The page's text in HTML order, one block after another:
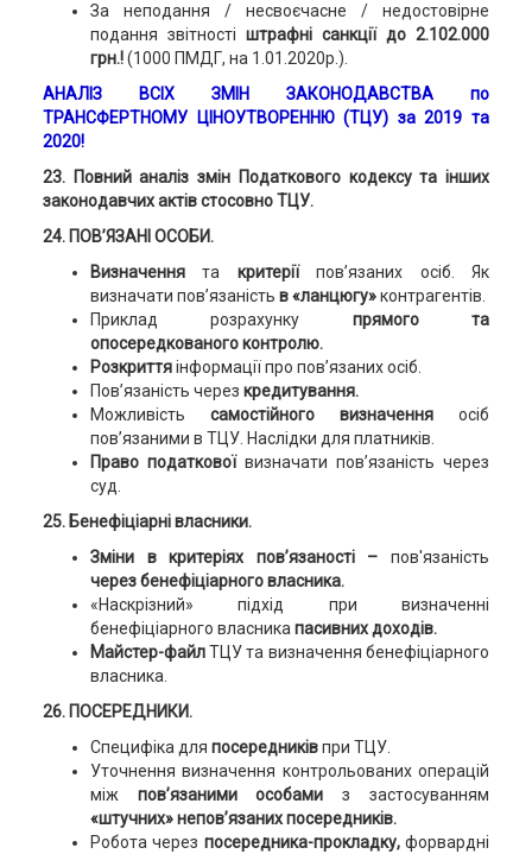
За неподання / несвоєчасне / недостовірне
подання звітності штрафні санкції до 2.102.000
грн.!(1000 ПМДГ, на 1.01.2020р.).
АНАЛІЗ ВСІХ ЗМІН ЗАКОНОДАВСТВА по
ТРАНСФЕРТНОМУ ЦІНОУТВОРЕННЮ (ТЦУ) за 2019 та
2020!
23. Повний аналіз змін Податкового кодексу та інших
законодавчих актів стосовно ТЦУ.
24. ПОВ’ЯЗАНІ ОСОБИ.
Визначеннята критеріїпов’язаних осіб. Як
визначати пов’язаність в «ланцюгу»контрагентів.
Приклад розрахунку прямого та
опосередкованого контролю.
Розкриттяінформації про пов’язаних осіб.
Пов’язаність через кредитування.
Можливість самостійного визначення осіб
пов’язаними в ТЦУ. Наслідки для платників.
Право податкової визначати пов’язаність через
суд.
25. Бенефіціарні власники.
Зміни в критеріях пов’язаності –пов'язаність
через бенефіціарного власника.
«Наскрізний» підхід при визначенні
бенефіціарного власникапасивних доходів.
Майстер-файлТЦУ та визначення бенефіціарного
власника.
26. ПОСЕРЕДНИКИ.
Специфіка для посередниківпри ТЦУ.
Уточнення визначення контрольованих операцій
між пов’язаними особами з застосуванням
«штучних» непов’язаних посередників.
Робота через посередника-прокладку,форвардні